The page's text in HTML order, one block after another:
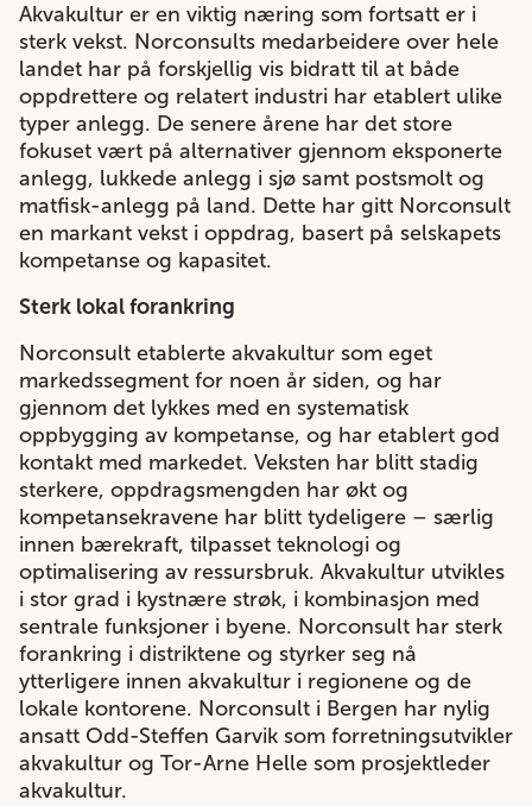
Akvakultur er en viktig næring som fortsatt er i
sterk vekst. Norconsults medarbeidere over hele
landet har på forskjellig vis bidratt til at både
oppdrettere og relatert industri har etablert ulike
typer anlegg. De senere årene har det store
fokuset vært på alternativer gjennom eksponerte
anlegg, lukkede anlegg i sjø samt postsmolt og
matfisk-anlegg på land. Dette har gitt Norconsult
en markant vekst i oppdrag, basert på selskapets
kompetanse og kapasitet.
Sterk lokal forankring
Norconsult etablerte akvakultur som eget
markedssegment for noen år siden, og har
gjennom det lykkes med en systematisk
oppbygging av kompetanse, og har etablert god
kontakt med markedet. Veksten har blitt stadig
sterkere, oppdragsmengden har økt og
kompetansekravene har blitt tydeligere – særlig
innen bærekraft, tilpasset teknologi og
optimalisering av ressursbruk. Akvakultur utvikles
i stor grad i kystnære strøk, i kombinasjon med
sentrale funksjoner i byene. Norconsult har sterk
forankring i distriktene og styrker seg nå
ytterligere innen akvakultur i regionene og de
lokale kontorene. Norconsult i Bergen har nylig
ansatt Odd-Steffen Garvik som forretningsutvikler
akvakultur og Tor-Arne Helle som prosjektleder
akvakultur.